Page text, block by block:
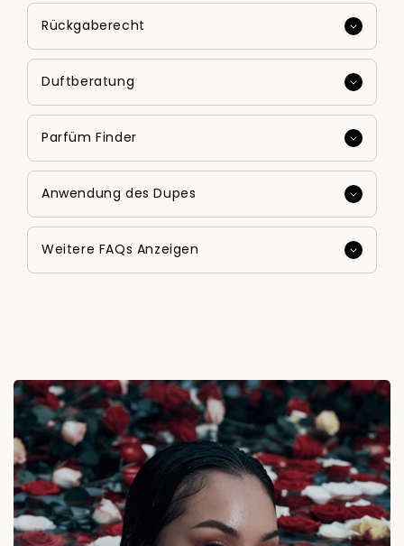
Rückgaberecht
Duftberatung
Parfüm Finder
Anwendung des Dupes
Weitere FAQs Anzeigen